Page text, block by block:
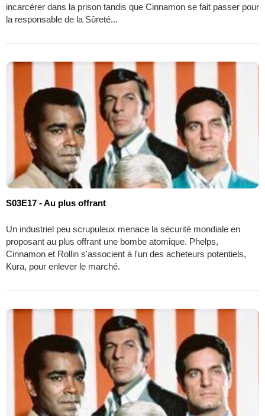
incarcérer dans la prison tandis que Cinnamon se fait passer pour
la responsable de la Sûreté...
S03E17 - Au plus offrant
Un industriel peu scrupuleux menace la sécurité mondiale en
proposant au plus offrant une bombe atomique. Phelps,
Cinnamon et Rollin s'associent à l'un des acheteurs potentiels,
Kura, pour enlever le marché.